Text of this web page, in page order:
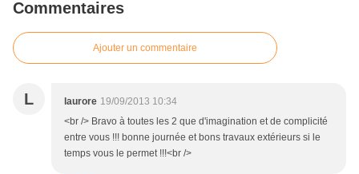
Commentaires
Ajouter un commentaire
L laurore 19/09/2013 10:34
<br /> Bravo à toutes les 2 que d'imagination et de complicité
entre vous !!! bonne journée et bons travaux extérieurs si le
temps vous le permet !!!<br />